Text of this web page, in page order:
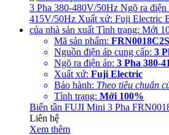
Mã sản phẩm:
Nguồn điện áp cung cấp: 3
Ngõ ra điện áp: 3 Pha 380-
Xuất xứ: Fuji Electric
Bảo hành: Theo tiêu chuẩn
Tình trạng: Mới 100%
Biến tần FUJI Mini 3 Pha
Liên hệ
Xem thêm